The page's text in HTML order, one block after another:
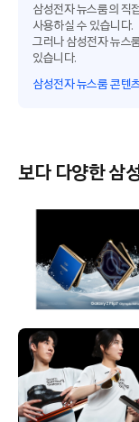
삼성전자 뉴스룸의 직
사용하실 수 있습니다.
그러나 삼성전자 뉴스
있습니다.
삼성전자 뉴스룸 콘텐
보다 다양한 삼